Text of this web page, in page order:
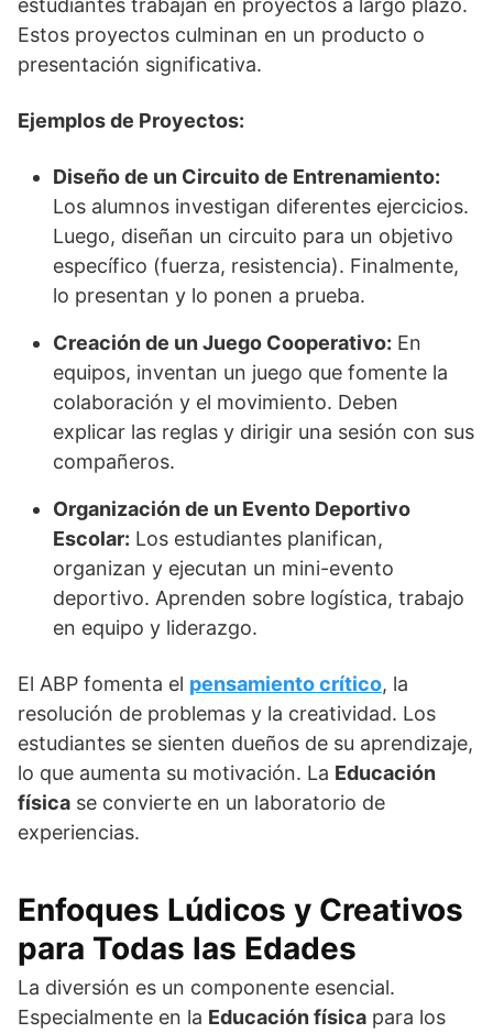
estudiantes trabajan en proyectos a largo plazo.
Estos proyectos culminan en un producto o
presentación significativa.
Ejemplos de Proyectos:
Diseño de un Circuito de Entrenamiento:
Los alumnos investigan diferentes ejercicios.
Luego, diseñan un circuito para un objetivo
específico (fuerza, resistencia). Finalmente,
lo presentan y lo ponen a prueba.
Creación de un Juego Cooperativo: En
equipos, inventan un juego que fomente la
colaboración y el movimiento. Deben
explicar las reglas y dirigir una sesión con sus
compañeros.
Organización de un Evento Deportivo
Escolar: Los estudiantes planifican,
organizan y ejecutan un mini-evento
deportivo. Aprenden sobre logística, trabajo
en equipo y liderazgo.
El ABP fomenta el pensamiento crítico, la
resolución de problemas y la creatividad. Los
estudiantes se sienten dueños de su aprendizaje,
lo que aumenta su motivación. La Educación
física se convierte en un laboratorio de
experiencias.
Enfoques Lúdicos y Creativos
para Todas las Edades
La diversión es un componente esencial.
Especialmente en la Educación física para los